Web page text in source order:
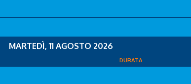
MARTEDÌ, 11 AGOSTO 2026
DURATA